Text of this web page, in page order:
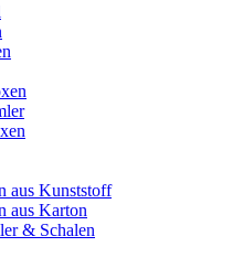
aus Kunststoff
aus Karton
& Schalen